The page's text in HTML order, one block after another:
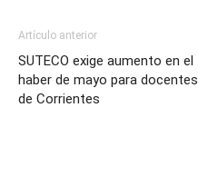
Artículo anterior
SUTECO exige aumento en el
haber de mayo para docentes
de Corrientes